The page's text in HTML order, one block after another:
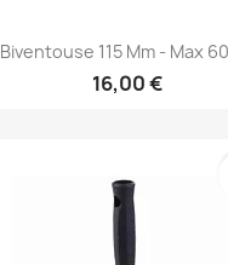
Biventouse 115 Mm - Max
16,00 €